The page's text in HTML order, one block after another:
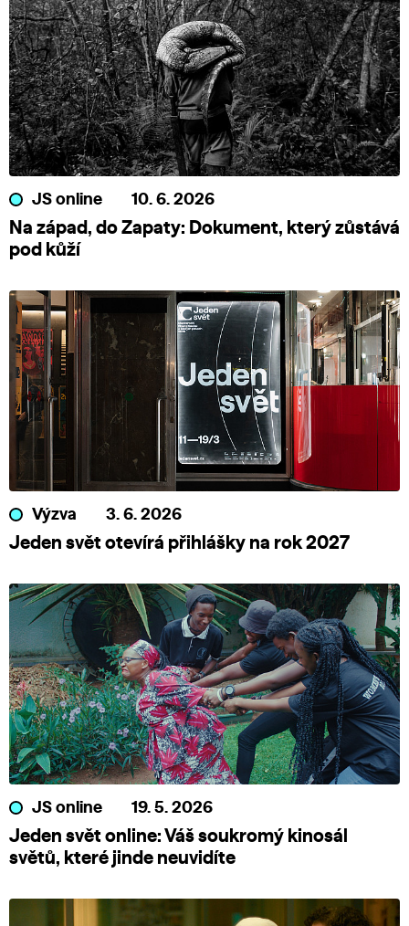
JS online 10. 6. 2026
Na západ, do Zapaty: Dokument, který zůstává
pod kůží
Výzva 3. 6. 2026
Jeden svět otevírá přihlášky na rok 2027
JS online 19. 5. 2026
Jeden svět online: Váš soukromý kinosál
světů, které jinde neuvidíte